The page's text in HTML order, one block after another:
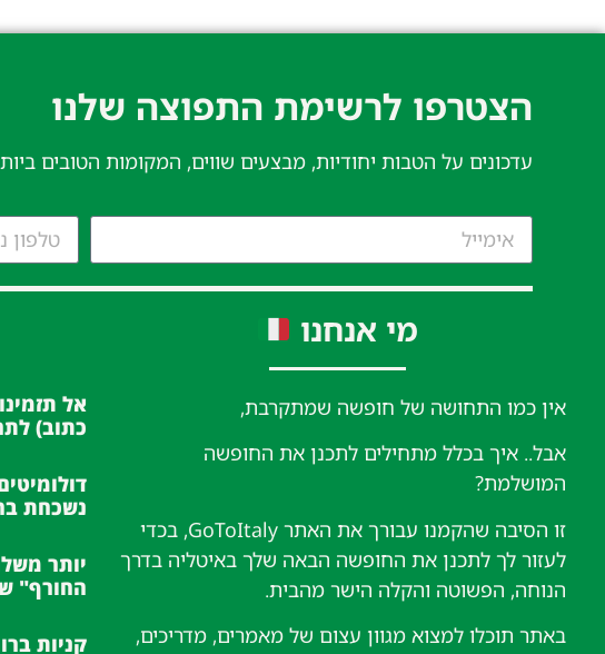
הצטרפו לרשימת התפוצה שלנו​
עדכונים על הטבות יחודיות, מבצעים שווים, המקומות הטובים
מי אנחנו
אין כמו התחושה של חופשה שמתקרבת,
אבל.. איך בכלל מתחילים לתכנן את החופשה
המושלמת?
זו הסיבה שהקמנו עבורך את האתר GoToItaly, בכדי
לעזור לך לתכנן את החופשה הבאה שלך באיטליה בדרך
הנוחה, הפשוטה והקלה הישר מהבית.
באתר תוכלו למצוא מגוון עצום של מאמרים, מדריכים,
אל
כתוב)
נשכחת
יותר
החורף"
קניות